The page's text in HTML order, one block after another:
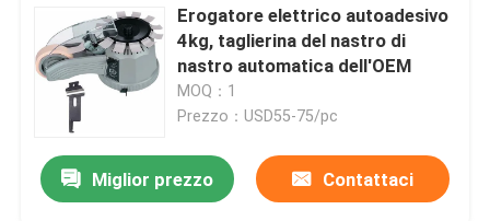
Erogatore elettrico autoadesivo
4kg, taglierina del nastro di
nastro automatica dell'OEM
MOQ：1
Prezzo：USD55-75/pc
Miglior prezzo Contattaci